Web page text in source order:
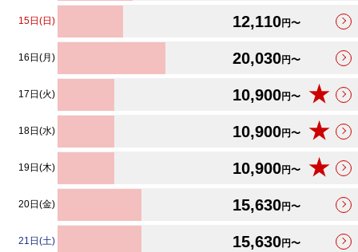
15日(日) 12,110円〜
16日(月) 20,030円〜
17日(火) 10,900円〜 ★
18日(水) 10,900円〜 ★
19日(木) 10,900円〜 ★
20日(金) 15,630円〜
21日(土) 15,630円〜